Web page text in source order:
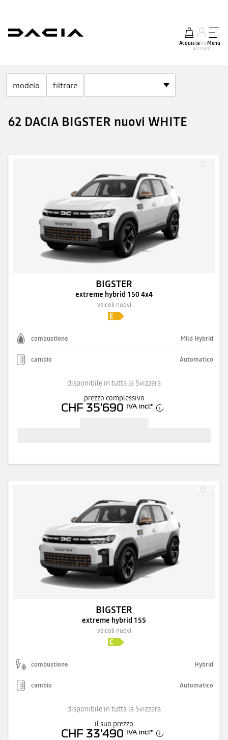
AcquistaIl mio
account
Menu
modelo filtrare
62 DACIA BIGSTER nuovi WHITE
BIGSTER
extreme hybrid 150 4x4
veicoli nuovi
combustione Mild Hybrid
cambio Automatico
disponibile in tutta la Svizzera
prezzo complessivo
CHF 35'690 IVA incl.*
BIGSTER
extreme hybrid 155
veicoli nuovi
combustione Hybrid
cambio Automatico
disponibile in tutta la Svizzera
il suo prezzo
CHF 33'490 IVA incl.*